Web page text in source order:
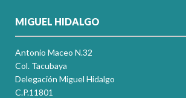
MIGUEL HIDALGO
Antonio Maceo N.32
Col. Tacubaya
Delegación Miguel Hidalgo
C.P.11801